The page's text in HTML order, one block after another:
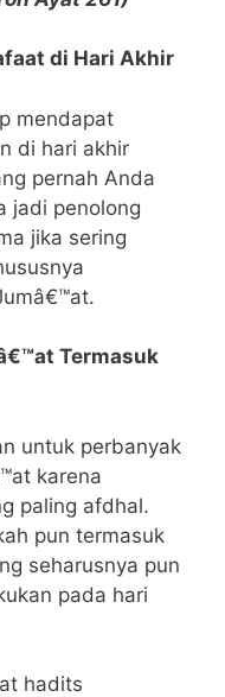
di Hari Akhir
mendapat
di hari akhir
pernah Anda
jadi penolong
jika sering
Termasuk
untuk perbanyak
karena
paling afdhal.
pun termasuk
seharusnya pun
pada hari
hadits